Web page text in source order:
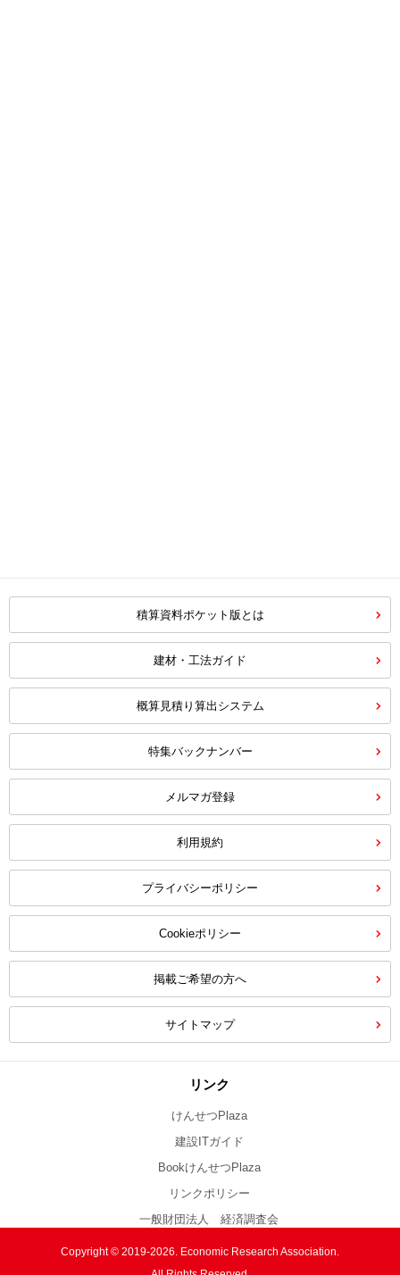
積算資料ポケット版とは
建材・工法ガイド
概算見積り算出システム
特集バックナンバー
メルマガ登録
利用規約
プライバシーポリシー
Cookieポリシー
掲載ご希望の方へ
サイトマップ
リンク
けんせつPlaza
建設ITガイド
BookけんせつPlaza
リンクポリシー
一般財団法人 経済調査会
Copyright © 2019-2026. Economic Research Association.